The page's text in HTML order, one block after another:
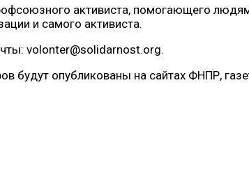
активиста, помогающего
и самого активиста.
volonter@solidarnost.org.
опубликованы на сайтах ФНПР,